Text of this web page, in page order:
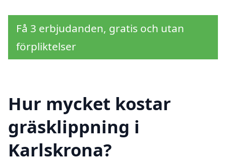
Få 3 erbjudanden, gratis och utan
förpliktelser
Hur mycket kostar
gräsklippning i
Karlskrona?